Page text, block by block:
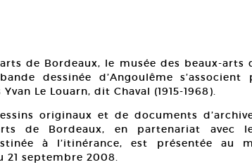
de Bordeaux, le musée des beaux-arts
dessinée d’Angoulême
Le Louarn, dit Chaval (1915-1968).
originaux et de documents
de Bordeaux, en partenariat avec
à l’itinérance, est présentée au
21 septembre 2008.